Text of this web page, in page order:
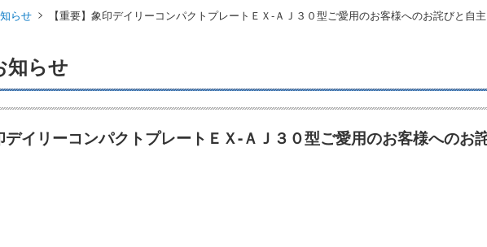
らせ 【重要】象印デイリーコンパクトプレートＥＸ-ＡＪ３０型ご愛用のお客様へのお詫びと自
知らせ
デイリーコンパクトプレートＥＸ-ＡＪ３０型ご愛用のお客様へのお